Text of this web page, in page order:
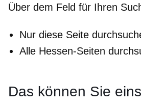
Über dem Feld für Ihren
Nur diese Seite
Alle Hessen-Seiten
Das können Sie